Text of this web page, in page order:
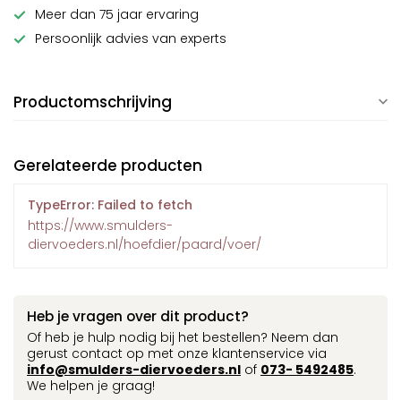
Meer dan 75 jaar ervaring
Persoonlijk advies van experts
Productomschrijving
Gerelateerde producten
TypeError: Failed to fetch
https://www.smulders-
diervoeders.nl/hoefdier/paard/voer/
Heb je vragen over dit product?
Of heb je hulp nodig bij het bestellen? Neem dan
gerust contact op met onze klantenservice via
info@smulders-diervoeders.nl of 073- 5492485.
We helpen je graag!